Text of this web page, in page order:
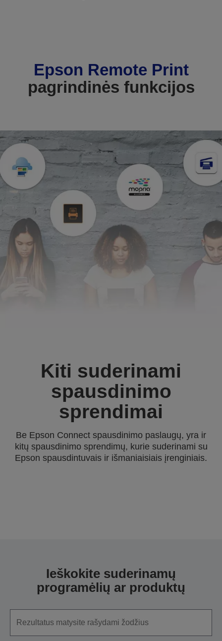
Epson Remote Print
pagrindinės funkcijos
Kiti suderinami
spausdinimo
sprendimai
Be Epson Connect spausdinimo paslaugų, yra ir
kitų spausdinimo sprendimų, kurie suderinami su
Epson spausdintuvais ir išmaniaisiais įrenginiais.
Ieškokite suderinamų
programėlių ar produktų